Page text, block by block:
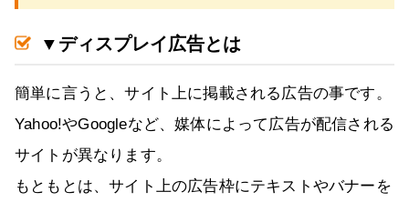
▼ディスプレイ広告とは
簡単に言うと、サイト上に掲載される広告の事です。
Yahoo!やGoogleなど、媒体によって広告が配信される
サイトが異なります。
もともとは、サイト上の広告枠にテキストやバナーを